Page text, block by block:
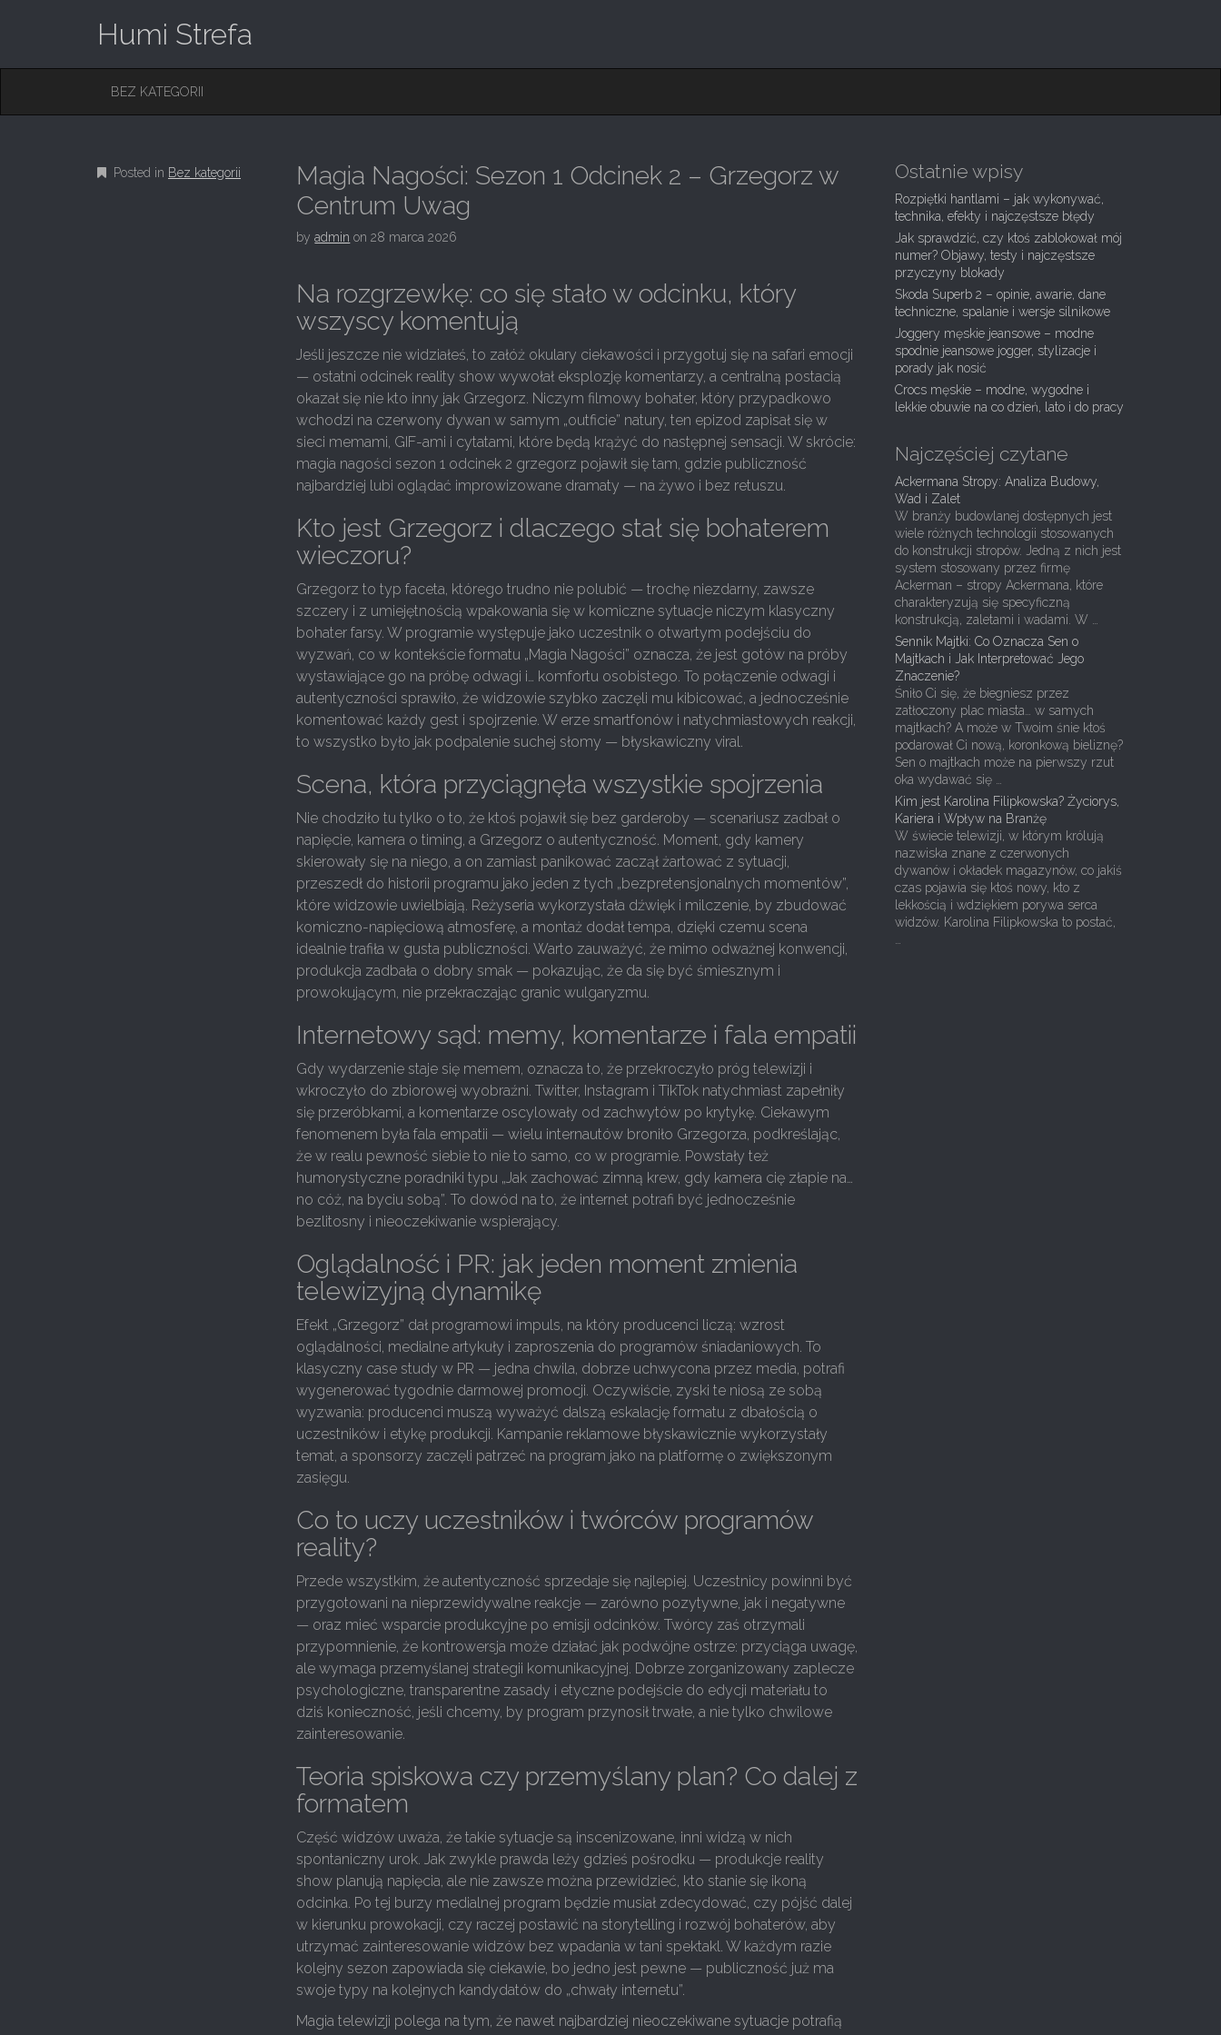
Humi Strefa
M
M
C
BEZ KATEGORII
Posted in Bez kategorii
Magia Nagości: Sezon 1 Odcinek 2 – Grzegorz w
Centrum Uwag
byadmin on28 marca 2026
Na rozgrzewkę: co się stało w odcinku, który
wszyscy komentują
Jeśli jeszcze nie widziałeś, to załóż okulary ciekawości i przygotuj się na safari emocji
— ostatni odcinek reality show wywołał eksplozję komentarzy, a centralną postacią
okazał się nie kto inny jak Grzegorz. Niczym filmowy bohater, który przypadkowo
wchodzi na czerwony dywan w samym „outficie” natury, ten epizod zapisał się w
sieci memami, GIF-ami i cytatami, które będą krążyć do następnej sensacji. W skrócie:
magia nagości sezon 1 odcinek 2 grzegorz pojawił się tam, gdzie publiczność
najbardziej lubi oglądać improwizowane dramaty — na żywo i bez retuszu.
Kto jest Grzegorz i dlaczego stał się bohaterem
wieczoru?
Grzegorz to typ faceta, którego trudno nie polubić — trochę niezdarny, zawsze
szczery i z umiejętnością wpakowania się w komiczne sytuacje niczym klasyczny
bohater farsy. W programie występuje jako uczestnik o otwartym podejściu do
wyzwań, co w kontekście formatu „Magia Nagości” oznacza, że jest gotów na próby
wystawiające go na próbę odwagi i… komfortu osobistego. To połączenie odwagi i
autentyczności sprawiło, że widzowie szybko zaczęli mu kibicować, a jednocześnie
komentować każdy gest i spojrzenie. W erze smartfonów i natychmiastowych reakcji,
to wszystko było jak podpalenie suchej słomy — błyskawiczny viral.
Scena, która przyciągnęła wszystkie spojrzenia
Nie chodziło tu tylko o to, że ktoś pojawił się bez garderoby — scenariusz zadbał o
napięcie, kamera o timing, a Grzegorz o autentyczność. Moment, gdy kamery
skierowały się na niego, a on zamiast panikować zaczął żartować z sytuacji,
przeszedł do historii programu jako jeden z tych „bezpretensjonalnych momentów”,
które widzowie uwielbiają. Reżyseria wykorzystała dźwięk i milczenie, by zbudować
komiczno-napięciową atmosferę, a montaż dodał tempa, dzięki czemu scena
idealnie trafiła w gusta publiczności. Warto zauważyć, że mimo odważnej konwencji,
produkcja zadbała o dobry smak — pokazując, że da się być śmiesznym i
prowokującym, nie przekraczając granic wulgaryzmu.
Internetowy sąd: memy, komentarze i fala empatii
Gdy wydarzenie staje się memem, oznacza to, że przekroczyło próg telewizji i
wkroczyło do zbiorowej wyobraźni. Twitter, Instagram i TikTok natychmiast zapełniły
się przeróbkami, a komentarze oscylowały od zachwytów po krytykę. Ciekawym
fenomenem była fala empatii — wielu internautów broniło Grzegorza, podkreślając,
że w realu pewność siebie to nie to samo, co w programie. Powstały też
humorystyczne poradniki typu „Jak zachować zimną krew, gdy kamera cię złapie na…
no cóż, na byciu sobą”. To dowód na to, że internet potrafi być jednocześnie
bezlitosny i nieoczekiwanie wspierający.
Oglądalność i PR: jak jeden moment zmienia
telewizyjną dynamikę
Efekt „Grzegorz” dał programowi impuls, na który producenci liczą: wzrost
oglądalności, medialne artykuły i zaproszenia do programów śniadaniowych. To
klasyczny case study w PR — jedna chwila, dobrze uchwycona przez media, potrafi
wygenerować tygodnie darmowej promocji. Oczywiście, zyski te niosą ze sobą
wyzwania: producenci muszą wyważyć dalszą eskalację formatu z dbałością o
uczestników i etykę produkcji. Kampanie reklamowe błyskawicznie wykorzystały
temat, a sponsorzy zaczęli patrzeć na program jako na platformę o zwiększonym
zasięgu.
Co to uczy uczestników i twórców programów
reality?
Przede wszystkim, że autentyczność sprzedaje się najlepiej. Uczestnicy powinni być
przygotowani na nieprzewidywalne reakcje — zarówno pozytywne, jak i negatywne
— oraz mieć wsparcie produkcyjne po emisji odcinków. Twórcy zaś otrzymali
przypomnienie, że kontrowersja może działać jak podwójne ostrze: przyciąga uwagę,
ale wymaga przemyślanej strategii komunikacyjnej. Dobrze zorganizowany zaplecze
psychologiczne, transparentne zasady i etyczne podejście do edycji materiału to
dziś konieczność, jeśli chcemy, by program przynosił trwałe, a nie tylko chwilowe
zainteresowanie.
Teoria spiskowa czy przemyślany plan? Co dalej z
formatem
Część widzów uważa, że takie sytuacje są inscenizowane, inni widzą w nich
spontaniczny urok. Jak zwykle prawda leży gdzieś pośrodku — produkcje reality
show planują napięcia, ale nie zawsze można przewidzieć, kto stanie się ikoną
odcinka. Po tej burzy medialnej program będzie musiał zdecydować, czy pójść dalej
w kierunku prowokacji, czy raczej postawić na storytelling i rozwój bohaterów, aby
utrzymać zainteresowanie widzów bez wpadania w tani spektakl. W każdym razie
kolejny sezon zapowiada się ciekawie, bo jedno jest pewne — publiczność już ma
swoje typy na kolejnych kandydatów do „chwały internetu”.
Magia telewizji polega na tym, że nawet najbardziej nieoczekiwane sytuacje potrafią
Ostatnie wpisy
Rozpiętki hantlami – jak wykonywać,
technika, efekty i najczęstsze błędy
Jak sprawdzić, czy ktoś zablokował mój
numer? Objawy, testy i najczęstsze
przyczyny blokady
Skoda Superb 2 – opinie, awarie, dane
techniczne, spalanie i wersje silnikowe
Joggery męskie jeansowe – modne
spodnie jeansowe jogger, stylizacje i
porady jak nosić
Crocs męskie – modne, wygodne i
lekkie obuwie na co dzień, lato i do pracy
Najczęściej czytane
Ackermana Stropy: Analiza Budowy,
Wad i Zalet
W branży budowlanej dostępnych jest
wiele różnych technologii stosowanych
do konstrukcji stropów. Jedną z nich jest
system stosowany przez firmę
Ackerman – stropy Ackermana, które
charakteryzują się specyficzną
konstrukcją, zaletami i wadami. W …
Sennik Majtki: Co Oznacza Sen o
Majtkach i Jak Interpretować Jego
Znaczenie?
Śniło Ci się, że biegniesz przez
zatłoczony plac miasta… w samych
majtkach? A może w Twoim śnie ktoś
podarował Ci nową, koronkową bieliznę?
Sen o majtkach może na pierwszy rzut
oka wydawać się …
Kim jest Karolina Filipkowska? Życiorys,
Kariera i Wpływ na Branżę
W świecie telewizji, w którym królują
nazwiska znane z czerwonych
dywanów i okładek magazynów, co jakiś
czas pojawia się ktoś nowy, kto z
lekkością i wdziękiem porywa serca
widzów. Karolina Filipkowska to postać,